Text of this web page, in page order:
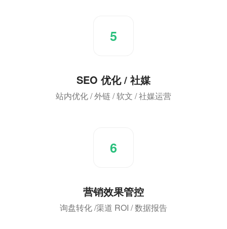
5
SEO 优化 / 社媒
站内优化 / 外链 / 软文 / 社媒运营
6
营销效果管控
询盘转化 /渠道 ROI / 数据报告